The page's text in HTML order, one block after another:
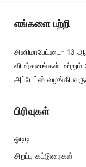
எங்களை பற்றி
சினிமாபேட்டை- 13
விமர்சனங்கள்
அப்டேட்ஸ் வழங்கி
பிரிவுகள்
ஓடிடி
சிறப்பு கட்டுரைகள்